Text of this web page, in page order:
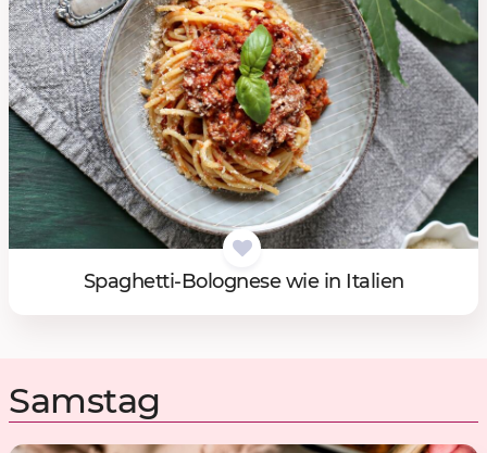
Spa­ghet­ti-Bo­lo­gne­se wie in Ita­li­en
Samstag